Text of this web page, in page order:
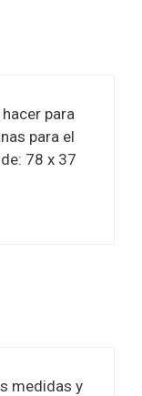
para
para el
78 x 37
medidas y